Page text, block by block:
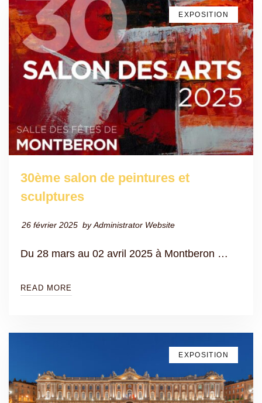
EXPOSITION
30ème salon de peintures et
sculptures
26 février 2025 byAdministrator Website
Du 28 mars au 02 avril 2025 à Montberon …
READ MORE
EXPOSITION